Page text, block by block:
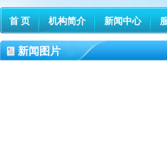
首 页 机构简介 新闻中心
新闻图片